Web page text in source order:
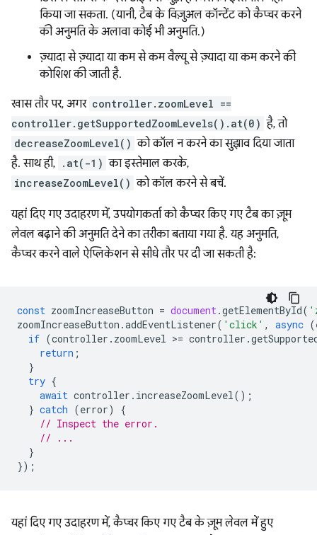
किया जा सकता. (यानी, टैब के विज़ुअल कॉन्टेंट को कैप्चर करने
की अनुमति के अलावा कोई भी अनुमति.)
ज़्यादा से ज़्यादा या कम से कम वैल्यू से ज़्यादा या कम करने की
कोशिश की जाती है.
खास तौर पर, अगर controller.zoomLevel ==
controller.getSupportedZoomLevels().at(0) है, तो
decreaseZoomLevel() को कॉल न करने का सुझाव दिया जाता
है. साथ ही, .at(-1) का इस्तेमाल करके,
increaseZoomLevel() को कॉल करने से बचें.
यहां दिए गए उदाहरण में, उपयोगकर्ता को कैप्चर किए गए टैब का ज़ूम
लेवल बढ़ाने की अनुमति देने का तरीका बताया गया है. यह अनुमति,
कैप्चर करने वाले ऐप्लिकेशन से सीधे तौर पर दी जा सकती है:
const zoomIncreaseButton = document.getElementById(
zoomIncreaseButton .addEventListener( 'click' , async (
if (controller . zoomLevel >= controller .
return ;
}
try {
await controller . increaseZoomLevel();
} catch (error)
{
// Inspect the error.
// ...
}
});
यहां दिए गए उदाहरण में, कैप्चर किए गए टैब के ज़ूम लेवल में हुए